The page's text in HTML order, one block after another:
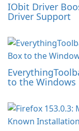
IObit Driver
Driver Support
to the Windows